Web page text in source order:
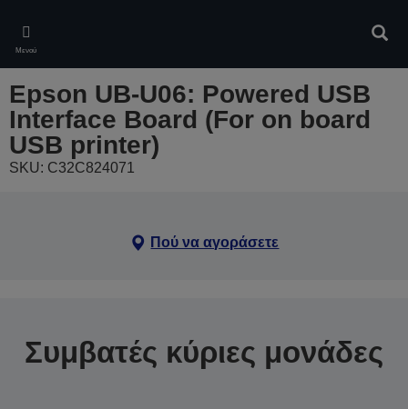
main
content
Μενού
Epson UB-U06: Powered USB
Interface Board (For on board
USB printer)
SKU: C32C824071
Πού να αγοράσετε
Συμβατές κύριες μονάδες